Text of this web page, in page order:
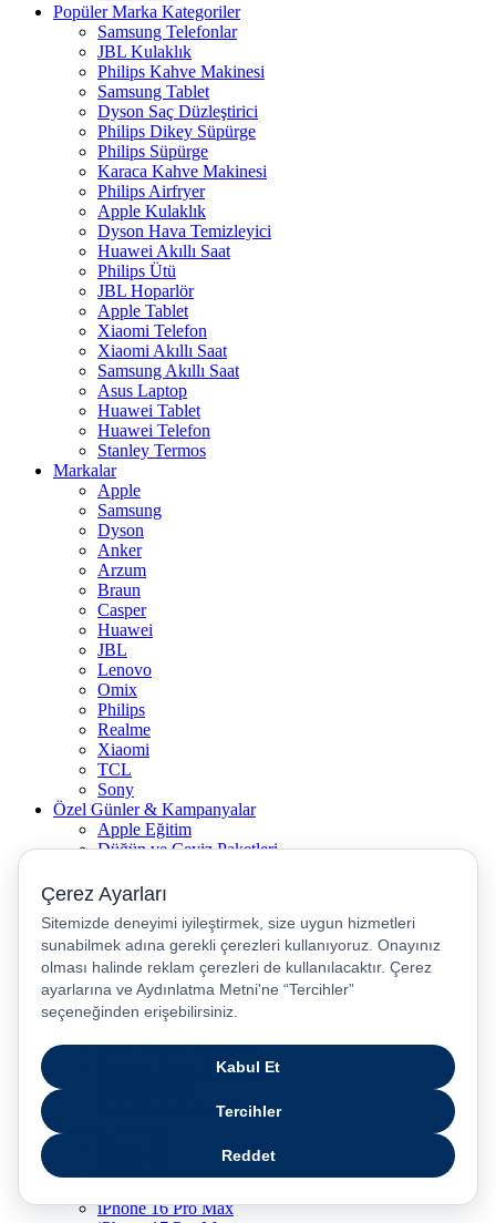
Popüler Marka Kategoriler
Samsung Telefonlar
JBL Kulaklık
Philips Kahve Makinesi
Samsung Tablet
Dyson Saç Düzleştirici
Philips Dikey Süpürge
Philips Süpürge
Karaca Kahve Makinesi
Philips Airfryer
Apple Kulaklık
Dyson Hava Temizleyici
Huawei Akıllı Saat
Philips Ütü
JBL Hoparlör
Apple Tablet
Xiaomi Telefon
Xiaomi Akıllı Saat
Samsung Akıllı Saat
Asus Laptop
Huawei Tablet
Huawei Telefon
Stanley Termos
Markalar
Apple
Samsung
Dyson
Anker
Arzum
Braun
Casper
Huawei
JBL
Lenovo
Omix
Philips
Realme
Xiaomi
TCL
Sony
Özel Günler & Kampanyalar
Apple Eğitim
Düğün ve Çeyiz Paketleri
Pasaj Günleri
Uykusu Kaçanlar Kulübü
Sevgililer Günü Hediyeleri
Vergisiz Telefonlar
Vergisiz Bilgisayarlar
Karne Hediyeleri
Kurban Bayramı Kampanyası
Pasaj Ödeme Teklifleri
Anneler Günü Hediyeleri
Taksitli Harikalar Diyarı
Popüler Ürünler
iPhone 16 Pro Max